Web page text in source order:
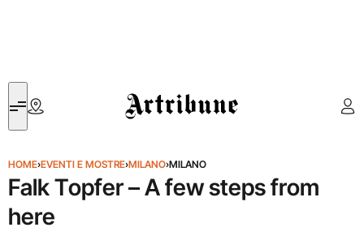
Artribune
HOME›EVENTI E MOSTRE›MILANO›MILANO
Falk Topfer – A few steps from
here